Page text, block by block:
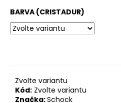
BARVA (CRISTADUR)
Zvolte variantu
Kód: Zvolte variantu
Značka:Schock
e
m
e